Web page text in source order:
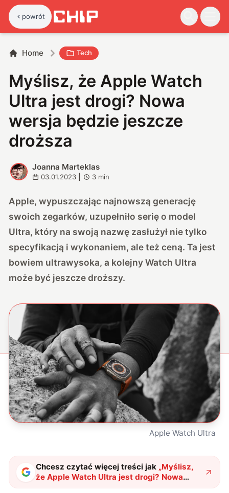
powrót
Home Tech
Myślisz, że Apple Watch
Ultra jest drogi? Nowa
wersja będzie jeszcze
droższa
J
Joanna Marteklas
03.01.2023 3 min
Apple, wypuszczając najnowszą generację
swoich zegarków, uzupełniło serię o model
Ultra, który na swoją nazwę zasłużył nie tylko
specyfikacją i wykonaniem, ale też ceną. Ta jest
bowiem ultrawysoka, a kolejny Watch Ultra
może być jeszcze droższy.
Apple Watch Ultra
Chcesz czytać więcej treści jak „Myślisz,
że Apple Watch Ultra jest drogi? Nowa
wersja będzie jeszcze droższa"?